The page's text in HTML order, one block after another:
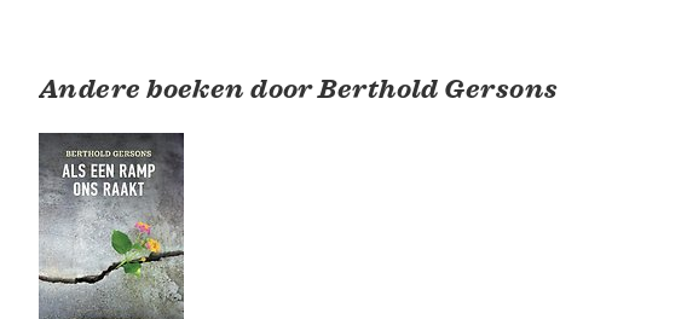
Andere boeken door Berthold Gersons